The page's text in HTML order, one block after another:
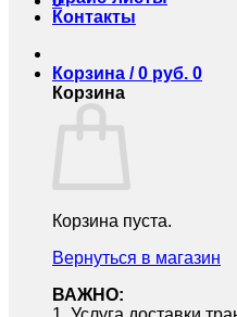
Контакты
Корзина /0 руб. 0
Корзина
Корзина пуста.
Вернуться в магазин
ВАЖНО: